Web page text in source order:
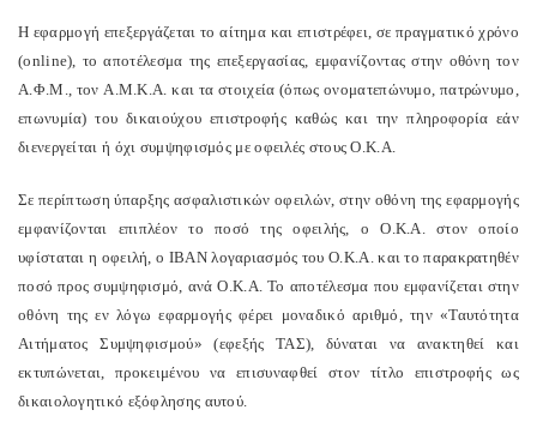
Η εφαρμογή επεξεργάζεται το αίτημα και επιστρέφει, σε πραγματικό χρόνο
(online), το αποτέλεσμα της επεξεργασίας, εμφανίζοντας στην οθόνη τον
Α.Φ.Μ., τον A.M.K.A. και τα στοιχεία (όπως ονοματεπώνυμο, πατρώνυμο,
επωνυμία) του δικαιούχου επιστροφής καθώς και την πληροφορία εάν
διενεργείται ή όχι συμψηφισμός με οφειλές στους Ο.Κ.Α.
Σε περίπτωση ύπαρξης ασφαλιστικών οφειλών, στην οθόνη της εφαρμογής
εμφανίζονται επιπλέον το ποσό της οφειλής, o Ο.Κ.Α. στον οποίο
υφίσταται η οφειλή, ο ΙΒΑΝ λογαριασμός του Ο.Κ.Α. και το παρακρατηθέν
ποσό προς συμψηφισμό, ανά Ο.Κ.Α. Το αποτέλεσμα που εμφανίζεται στην
οθόνη της εν λόγω εφαρμογής φέρει μοναδικό αριθμό, την «Ταυτότητα
Αιτήματος Συμψηφισμού» (εφεξής ΤΑΣ), δύναται να ανακτηθεί και
εκτυπώνεται, προκειμένου να επισυναφθεί στον τίτλο επιστροφής ως
δικαιολογητικό εξόφλησης αυτού.